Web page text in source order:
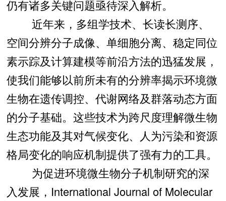
仍有诸多关键问题亟待深入解析。
近年来，多组学技术、长读长测序、
空间分辨分子成像、单细胞分离、稳定同位
素示踪及计算建模等前沿方法的迅猛发展，
使我们能够以前所未有的分辨率揭示环境微
生物在遗传调控、代谢网络及群落动态方面
的分子基础。这些技术为跨尺度理解微生物
生态功能及其对气候变化、人为污染和资源
格局变化的响应机制提供了强有力的工具。
为促进环境微生物分子机制研究的深
入发展，International Journal of Molecular